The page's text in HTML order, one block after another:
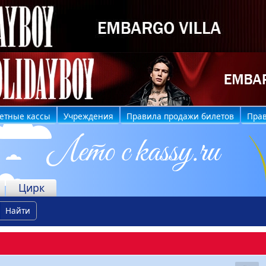
кассы Учреждения Правила продажи билетов
Цирк
Найти